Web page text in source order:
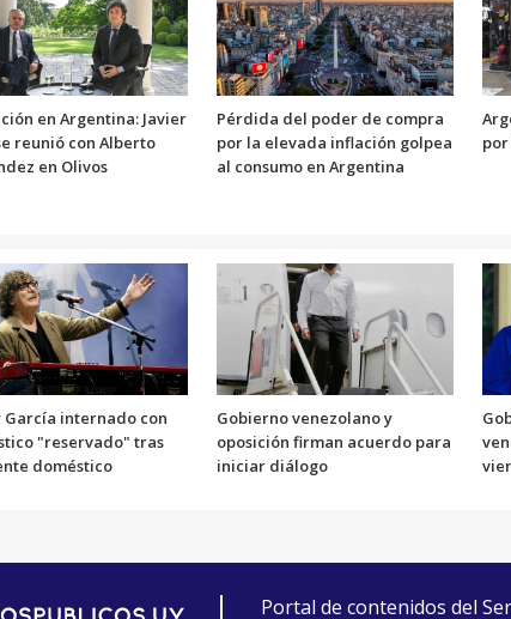
en Argentina: Javier
reunió con Alberto
en Olivos
Pérdida del poder de compra
por la elevada inflación golpea
al consumo en Argentina
García internado con
"reservado" tras
doméstico
Gobierno venezolano y
oposición firman acuerdo para
iniciar diálogo
Portal de contenidos del